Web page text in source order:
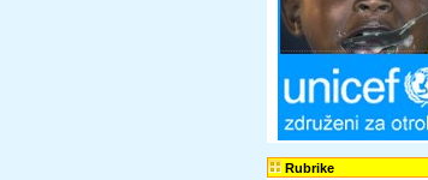
Rubrike